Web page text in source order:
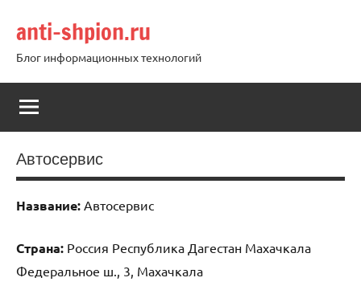
содержимому
anti-shpion.ru
Блог информационных технологий
Автосервис
Название: Автосервис
Страна: Россия Республика Дагестан Махачкала
Федеральное ш., 3, Махачкала